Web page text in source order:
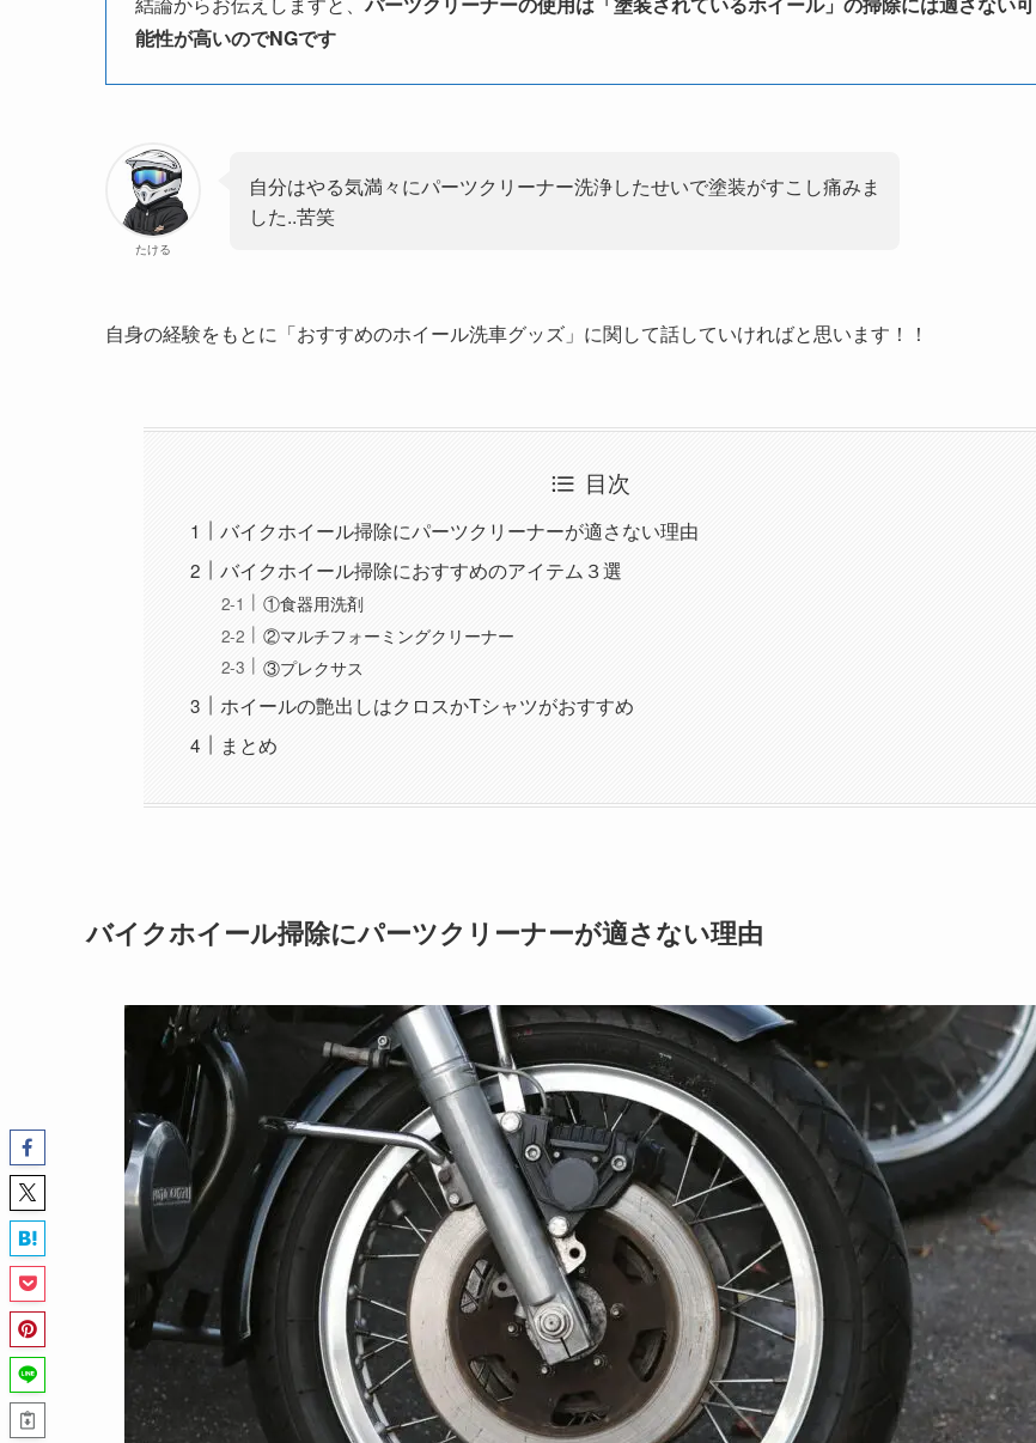
能性が高いのでNGです
たける
自分はやる気満々にパーツクリーナー洗浄したせいで塗装がすこし痛みま
した..苦笑
自身の経験をもとに「おすすめのホイール洗車グッズ」に関して話していければと思います！！
目次
バイクホイール掃除にパーツクリーナーが適さない理由
バイクホイール掃除におすすめのアイテム３選
①食器用洗剤
②マルチフォーミングクリーナー
③プレクサス
ホイールの艶出しはクロスかTシャツがおすすめ
まとめ
バイクホイール掃除にパーツクリーナーが適さない理由